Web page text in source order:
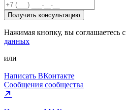
Получить консультацию
Нажимая кнопку, вы соглашаетесь с
данных
или
Написать ВКонтакте
Сообщения сообщества